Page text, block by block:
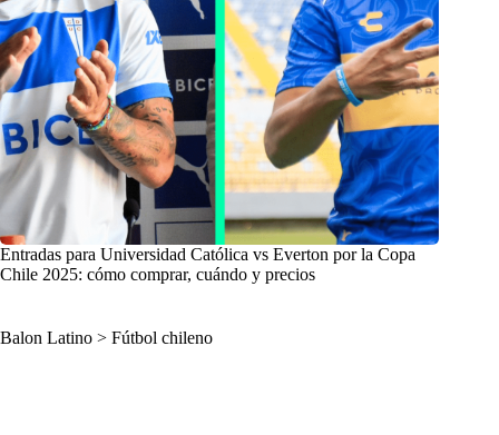
Entradas para Universidad Católica vs Everton por la Copa
Chile 2025: cómo comprar, cuándo y precios
Balon Latino > Fútbol chileno